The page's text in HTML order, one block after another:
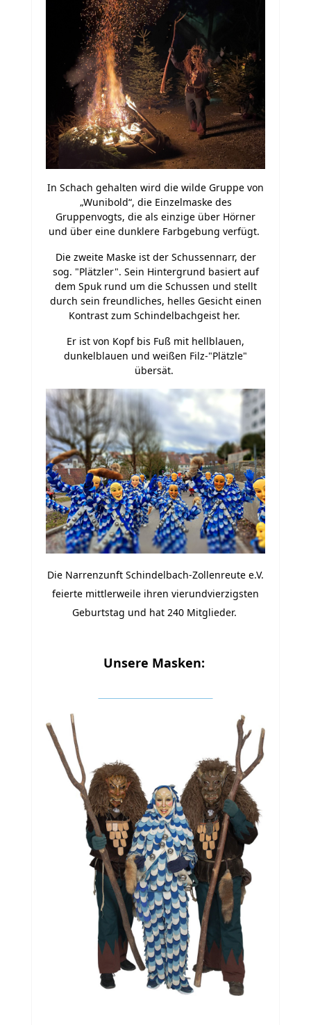
In Schach gehalten wird die wilde Gruppe von
„Wunibold“, die Einzelmaske des
Gruppenvogts, die als einzige über Hörner
und über eine dunklere Farbgebung verfügt.
Die zweite Maske ist der Schussennarr, der
sog. "Plätzler". Sein Hintergrund basiert auf
dem Spuk rund um die Schussen und stellt
durch sein freundliches, helles Gesicht einen
Kontrast zum Schindelbachgeist her.
Er ist von Kopf bis Fuß mit hellblauen,
dunkelblauen und weißen Filz-"Plätzle"
übersät.
Die Narrenzunft Schindelbach-Zollenreute e.V.
feierte mittlerweile ihren vierundvierzigsten
Geburtstag und hat 240 Mitglieder.
Unsere Masken: